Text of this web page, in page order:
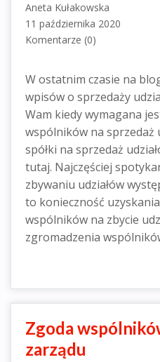
Aneta Kułakowska
11 października 2020
Komentarze (0)
W ostatnim czasie na
wpisów o sprzedaży
Wam kiedy wymagana
wspólników na sprzedaż
spółki na sprzedaż
tutaj. Najczęściej
zbywaniu udziałów
to konieczność
wspólników na zbycie
zgromadzenia
Zgoda
zarządu